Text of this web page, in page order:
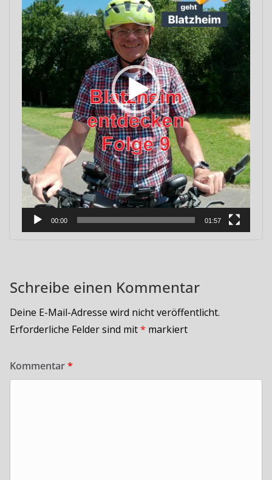
00:00 01:57
Schreibe einen Kommentar
Deine E-Mail-Adresse wird nicht veröffentlicht.
Erforderliche Felder sind mit* markiert
Kommentar*